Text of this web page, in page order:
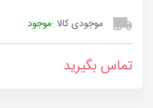
موجودی کالا :موجود
تماس بگیرید